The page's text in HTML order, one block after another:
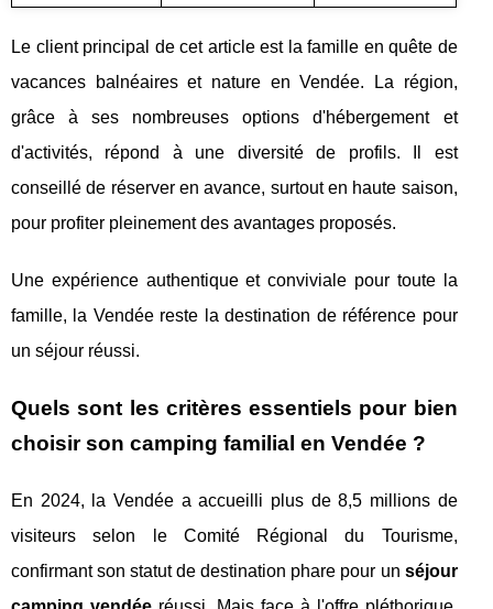
Le client principal de cet article est la famille en quête de
vacances balnéaires et nature en Vendée. La région,
grâce à ses nombreuses options d'hébergement et
d'activités, répond à une diversité de profils. Il est
conseillé de réserver en avance, surtout en haute saison,
pour profiter pleinement des avantages proposés.
Une expérience authentique et conviviale pour toute la
famille, la Vendée reste la destination de référence pour
un séjour réussi.
Quels sont les critères essentiels pour bien
choisir son camping familial en Vendée ?
En 2024, la Vendée a accueilli plus de 8,5 millions de
visiteurs selon le Comité Régional du Tourisme,
confirmant son statut de destination phare pour un séjour